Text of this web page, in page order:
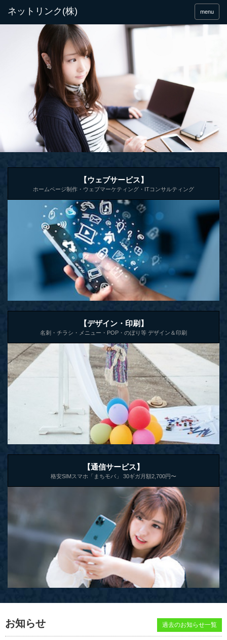
menu
【ウェブサービス】
ホームページ制作・ウェブマーケティング・ITコンサルティング
【デザイン・印刷】
名刺・チラシ・メニュー・POP・のぼり等 デザイン＆印刷
【通信サービス】
格安SIMスマホ「まちモバ」 30ギガ月額2,700円〜
お知らせ 過去のお知らせ一覧